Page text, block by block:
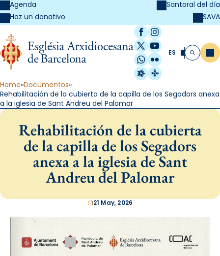
Agenda
Haz un donativo
Santoral del día
SAVA
Facebook
Instagram
X / Twitter
YouTube
WhatsApp
Flickr
Radio Estel
Catalunya
ES Buscar
Home Documentos
Rehabilitación de la cubierta de la capilla de los Segadors anexa
a la iglesia de Sant Andreu del Palomar
Rehabilitación de la cubierta
de la capilla de los Segadors
anexa a la iglesia de Sant
Andreu del Palomar
21 May, 2026